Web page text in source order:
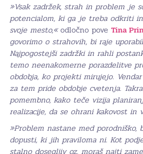
»Vsak zadržek, strah in problem je
potencialom, ki ga je treba odkriti
svoje mesto,«odločno pove Tina
govorimo o strahovih, bi raje
Najpogostejši zadržki in rahli
temo neenakomerne porazdelitve
obdobja, ko projekti mirujejo.
za tem pride obdobje cvetenja.
pomembno, kako teče vizija
realizacije, da se ohrani kakovost in
»Problem nastane med porodniško,
dopusti, ki jih praviloma ni. Kot
stalno dosegljiv oz. moraš najti